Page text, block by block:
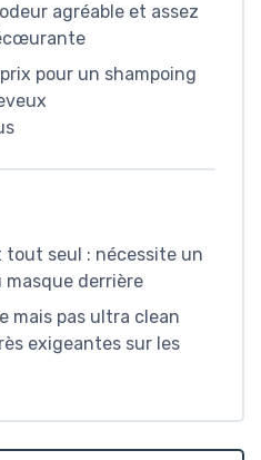
agréable et assez
pour un shampoing
tout seul : nécessite un
masque derrière
mais pas ultra clean
exigeantes sur les